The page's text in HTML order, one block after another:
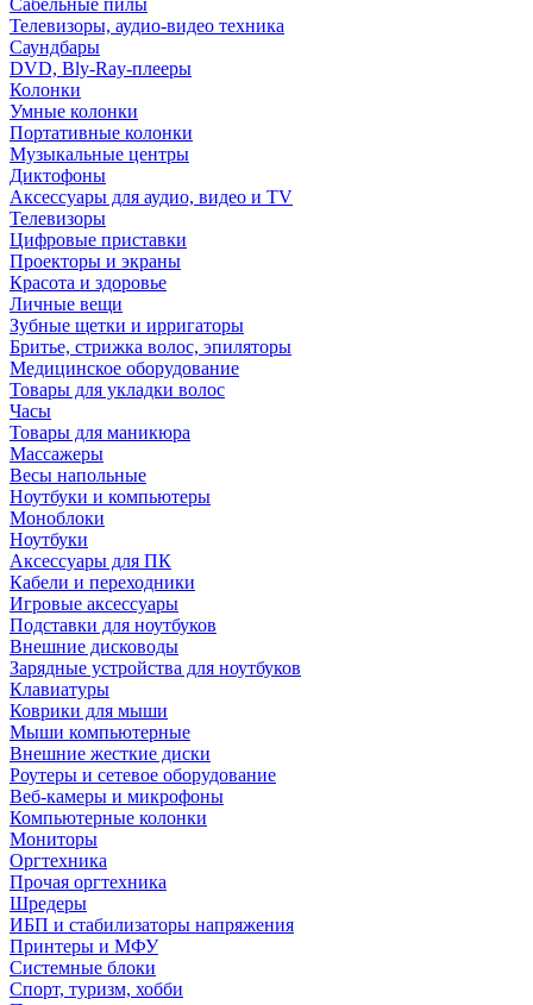
Сабельные пилы
Телевизоры, аудио-видео техника
Саундбары
DVD, Bly-Ray-плееры
Колонки
Умные колонки
Портативные колонки
Музыкальные центры
Диктофоны
Аксессуары для аудио, видео и TV
Телевизоры
Цифровые приставки
Проекторы и экраны
Красота и здоровье
Личные вещи
Зубные щетки и ирригаторы
Бритье, стрижка волос, эпиляторы
Медицинское оборудование
Товары для укладки волос
Часы
Товары для маникюра
Массажеры
Весы напольные
Ноутбуки и компьютеры
Моноблоки
Ноутбуки
Аксессуары для ПК
Кабели и переходники
Игровые аксессуары
Подставки для ноутбуков
Внешние дисководы
Зарядные устройства для ноутбуков
Клавиатуры
Коврики для мыши
Мыши компьютерные
Внешние жесткие диски
Роутеры и сетевое оборудование
Веб-камеры и микрофоны
Компьютерные колонки
Мониторы
Оргтехника
Прочая оргтехника
Шредеры
ИБП и стабилизаторы напряжения
Принтеры и МФУ
Системные блоки
Спорт, туризм, хобби